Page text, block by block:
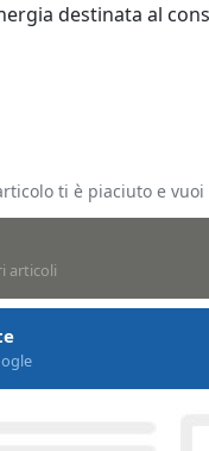
destinata al
ti è piaciuto e
articoli